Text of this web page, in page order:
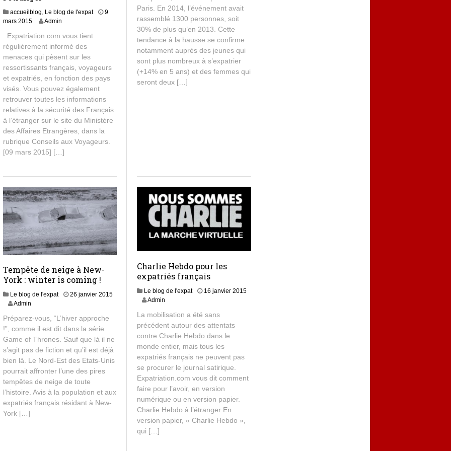
accueilblog, Le blog de l'expat
9
mars 20159
a
r
s
2
0
5
Admin
Expatriation.com vous tient
régulièrement informé des
menaces qui pèsent sur les
ressortissants français, voyageurs
et expatriés, en fonction des pays
visés. Vous pouvez également
retrouver toutes les informations
relatives à la sécurité des Français
à l’étranger sur le site du Ministère
des Affaires Etrangères, dans la
rubrique Conseils aux Voyageurs.
[09 mars 2015] […]
s
2
0
5
Paris. En 2014, l’événement avait
rassemblé 1300 personnes, soit
30% de plus qu’en 2013. Cette
tendance à la hausse se confirme
notamment auprès des jeunes qui
sont plus nombreux à s’expatrier
(+14% en 5 ans) et des femmes qui
seront deux […]
Tempête de neige à New-
York : winter is coming !
Le blog de l'expat
26 janvier 2015
f
é
v
r
i
r
2
0
1
5
Admin
Préparez-vous, “L’hiver approche
!”, comme il est dit dans la série
Game of Thrones. Sauf que là il ne
s’agit pas de fiction et qu’il est déjà
bien là. Le Nord-Est des Etats-Unis
pourrait affronter l’une des pires
tempêtes de neige de toute
l’histoire. Avis à la population et aux
expatriés français résidant à New-
York […]
Charlie Hebdo pour les
expatriés français
Le blog de l'expat
16 janvier 2015
f
é
v
r
r
2
0
1
5
Admin
La mobilisation a été sans
précédent autour des attentats
contre Charlie Hebdo dans le
monde entier, mais tous les
expatriés français ne peuvent pas
se procurer le journal satirique.
Expatriation.com vous dit comment
faire pour l’avoir, en version
numérique ou en version papier.
Charlie Hebdo à l’étranger En
version papier, « Charlie Hebdo »,
qui […]